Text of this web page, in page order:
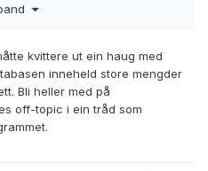
i det
feilene.
kvittere ut ein haug med
inneheld store mengder
Bli heller med på
off-topic i ein tråd som